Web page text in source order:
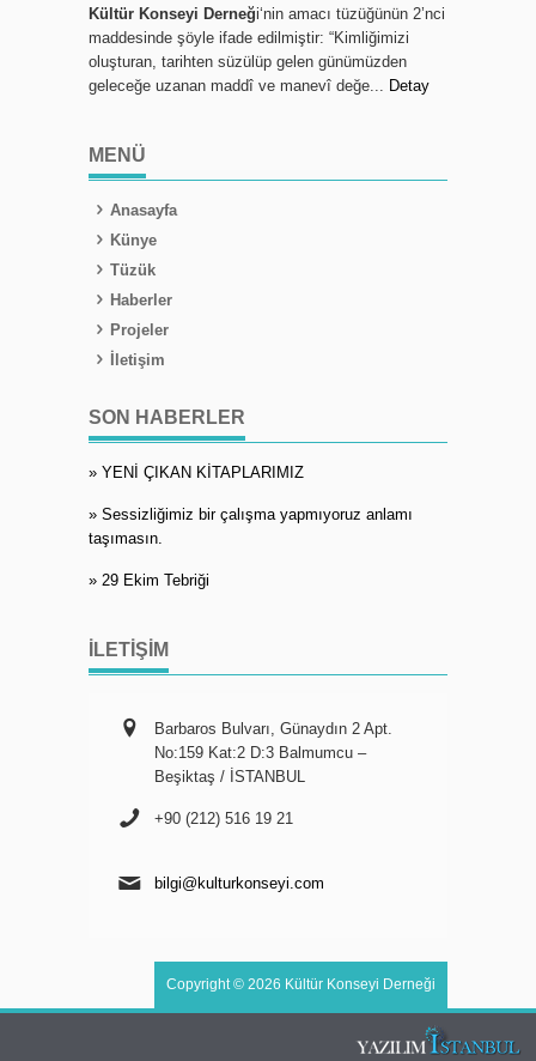
Kültür Konseyi Derneği‘nin amacı tüzüğünün 2’nci
maddesinde şöyle ifade edilmiştir: “Kimliğimizi
oluşturan, tarihten süzülüp gelen günümüzden
geleceğe uzanan maddî ve manevî değe... Detay
MENÜ
Anasayfa
Künye
Tüzük
Haberler
Projeler
İletişim
SON HABERLER
» YENİ ÇIKAN KİTAPLARIMIZ
» Sessizliğimiz bir çalışma yapmıyoruz anlamı
taşımasın.
» 29 Ekim Tebriği
İLETIŞIM
Barbaros Bulvarı, Günaydın 2 Apt.
No:159 Kat:2 D:3 Balmumcu –
Beşiktaş / İSTANBUL
+90 (212) 516 19 21
bilgi@kulturkonseyi.com
Copyright © 2026 Kültür Konseyi Derneği